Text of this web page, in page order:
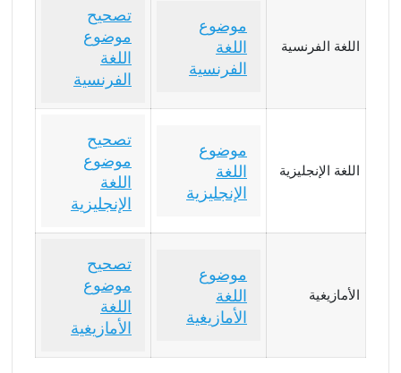
اللغة الفرنسية
موضوع
اللغة
الفرنسية
تصحيح
موضوع
اللغة
الفرنسية
اللغة الإنجليزية
موضوع
اللغة
الإنجليزية
تصحيح
موضوع
اللغة
الإنجليزية
الأمازيغية
موضوع
اللغة
الأمازيغية
تصحيح
موضوع
اللغة
الأمازيغية